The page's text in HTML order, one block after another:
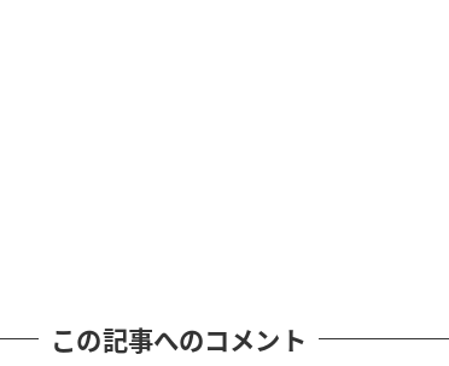
この記事へのコメント